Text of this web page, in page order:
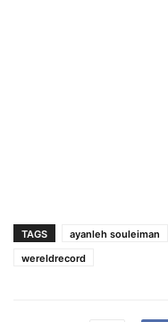
TAGS ayanleh souleiman
wereldrecord